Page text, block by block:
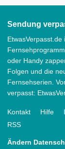
Sendung
oder Handy
Folgen und die
Fernsehserien.
verpasst:
Kontakt Hilfe
RSS
Ändern